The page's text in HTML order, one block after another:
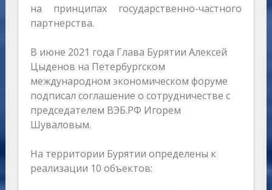
на принципах государственно-частного
партнерства.
В июне 2021 года Глава Бурятии Алексей
Цыденов на Петербургском
международном экономическом форуме
подписал соглашение о сотрудничестве с
председателем ВЭБ.РФ Игорем
Шуваловым.
На территории Бурятии определены к
реализации 10 объектов: